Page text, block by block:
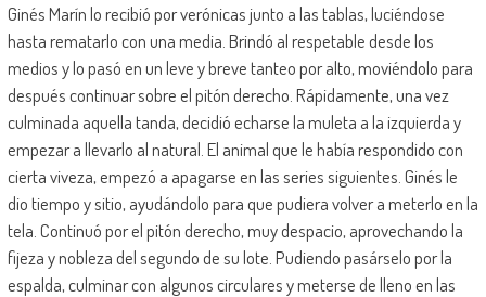
Ginés Marín lo recibió por verónicas junto a las tablas, luciéndose
hasta rematarlo con una media. Brindó al respetable desde los
medios y lo pasó en un leve y breve tanteo por alto, moviéndolo para
después continuar sobre el pitón derecho. Rápidamente, una vez
culminada aquella tanda, decidió echarse la muleta a la izquierda y
empezar a llevarlo al natural. El animal que le había respondido con
cierta viveza, empezó a apagarse en las series siguientes. Ginés le
dio tiempo y sitio, ayudándolo para que pudiera volver a meterlo en la
tela. Continuó por el pitón derecho, muy despacio, aprovechando la
fijeza y nobleza del segundo de su lote. Pudiendo pasárselo por la
espalda, culminar con algunos circulares y meterse de lleno en las